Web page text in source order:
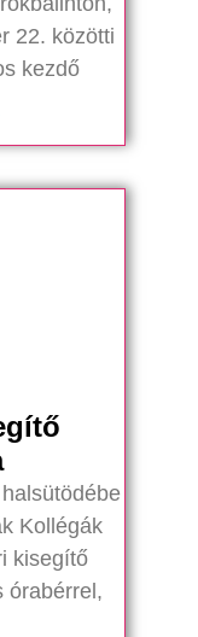
22. közötti
kezdő
Kollégák
kisegítő
órabérrel,